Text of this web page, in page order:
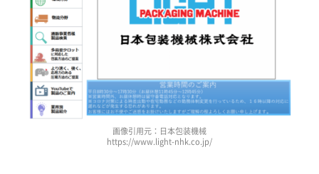
画像引用元：日本包装機械
https://www.light-nhk.co.jp/